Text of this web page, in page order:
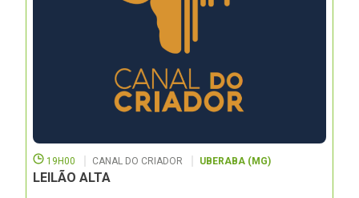
19H00 CANAL DO CRIADOR UBERABA (MG)
LEILÃO ALTA